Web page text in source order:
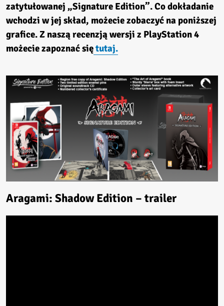
zatytułowanej „Signature Edition”. Co dokładanie
wchodzi w jej skład, możecie zobaczyć na poniższej
grafice. Z naszą recenzją wersji z PlayStation 4
możecie zapoznać siętutaj.
Aragami: Shadow Edition – trailer